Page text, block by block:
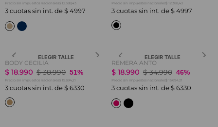
Precio sin impuestos nacionales$ 12.388,43
3 cuotas sin int. de $ 4997
Precio sin impuestos nacionales$ 12.388,43
3 cuotas sin int. de $ 4997
ELEGIR TALLE
BODY CECILIA
$ 18.990 $ 38.990 51%
Precio sin impuestos nacionales$ 15.694,21
3 cuotas sin int. de $ 6330
ELEGIR TALLE
REMERA ANTO
$ 18.990 $ 34.990 46%
Precio sin impuestos nacionales$ 15.694,21
3 cuotas sin int. de $ 6330